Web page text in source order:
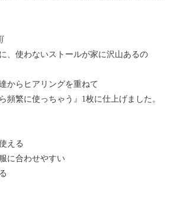
、使わないストールが家に沢山あるの
からヒアリングを重ねて
頻繁に使っちゃう』1枚に仕上げました。
える
に合わせやすい